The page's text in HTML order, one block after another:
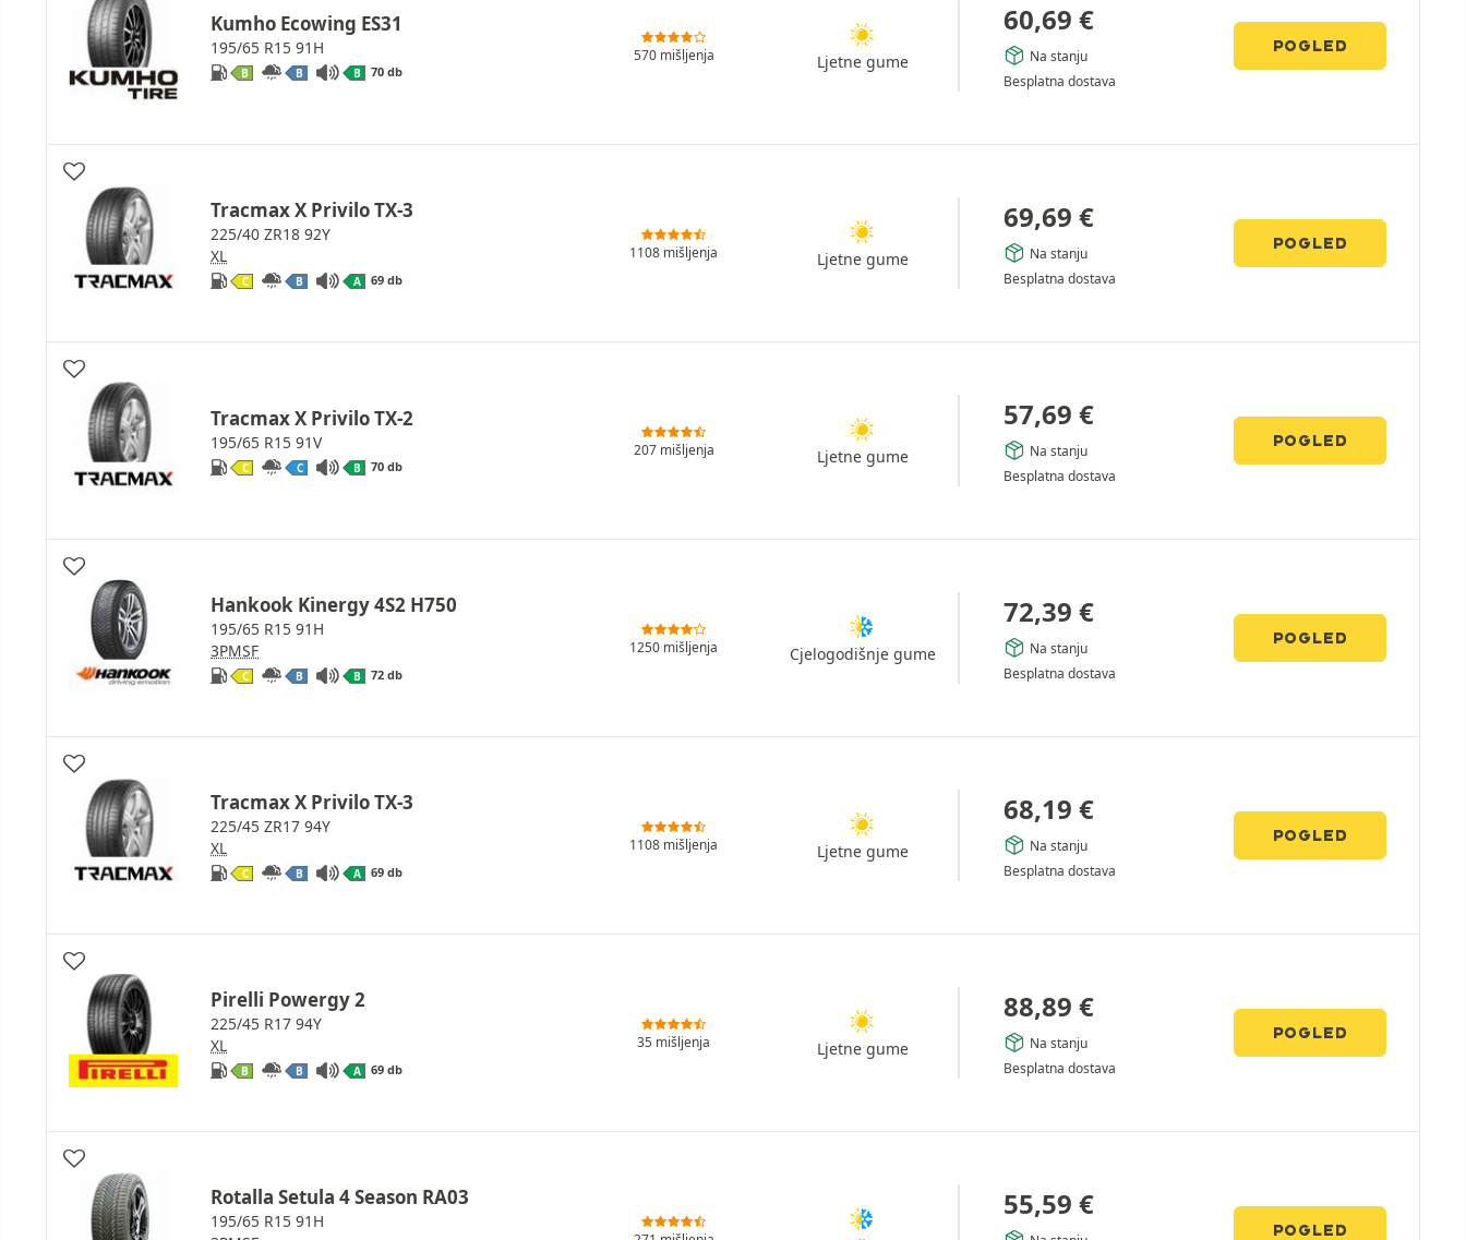
Kumho Ecowing ES31
195/65 R15 91H
B B B 70 db
570 mišljenja Ljetne gume
60,69 €
Na stanju
Besplatna dostava
POGLED
Tracmax X Privilo TX-3
225/40 ZR18 92Y
XL
C B A 69 db
1108 mišljenja Ljetne gume
69,69 €
Na stanju
Besplatna dostava
POGLED
Tracmax X Privilo TX-2
195/65 R15 91V
C C B 70 db
207 mišljenja Ljetne gume
57,69 €
Na stanju
Besplatna dostava
POGLED
Hankook Kinergy 4S2 H750
195/65 R15 91H
3PMSF
C B B 72 db
1250 mišljenja Cjelogodišnje gume
72,39 €
Na stanju
Besplatna dostava
POGLED
Tracmax X Privilo TX-3
225/45 ZR17 94Y
XL
C B A 69 db
1108 mišljenja Ljetne gume
68,19 €
Na stanju
Besplatna dostava
POGLED
Pirelli Powergy 2
225/45 R17 94Y
XL
B B A 69 db
35 mišljenja Ljetne gume
88,89 €
Na stanju
Besplatna dostava
POGLED
Rotalla Setula 4 Season RA03
195/65 R15 91H
55,59 €
POGLED